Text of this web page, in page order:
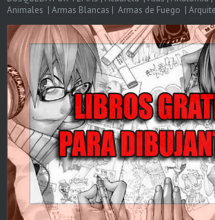
Animales | Armas Blancas | Armas de Fuego |